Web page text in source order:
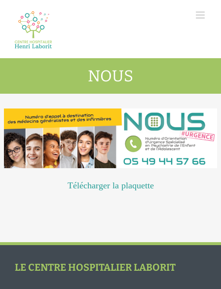
NOUS
Télécharger la plaquette
LE CENTRE HOSPITALIER LABORIT